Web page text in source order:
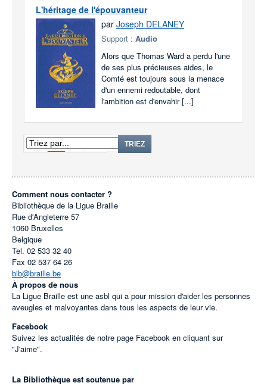
L'héritage de l'épouvanteur
par Joseph DELANEY
Support : Audio
Alors que Thomas Ward a perdu l'une
de ses plus précieuses aides, le
Comté est toujours sous la menace
d'un ennemi redoutable, dont
l'ambition est d'envahir [...]
1 TRIEZ
Comment nous contacter ?
Bibliothèque de la Ligue Braille
Rue d'Angleterre 57
1060 Bruxelles
Belgique
Tel. 02 533 32 40
Fax 02 537 64 26
bib@braille.be
À propos de nous
La Ligue Braille est une asbl qui a pour mission d'aider les personnes
aveugles et malvoyantes dans tous les aspects de leur vie.
Facebook
Suivez les actualités de notre page Facebook en cliquant sur
"J'aime".
La Bibliothèque est soutenue par